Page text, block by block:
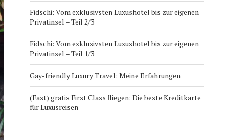
Fidschi: Vom exklusivsten Luxushotel bis zur eigenen
Privatinsel – Teil 2/3
Fidschi: Vom exklusivsten Luxushotel bis zur eigenen
Privatinsel – Teil 1/3
Gay-friendly Luxury Travel: Meine Erfahrungen
(Fast) gratis First Class fliegen: Die beste Kreditkarte
für Luxusreisen